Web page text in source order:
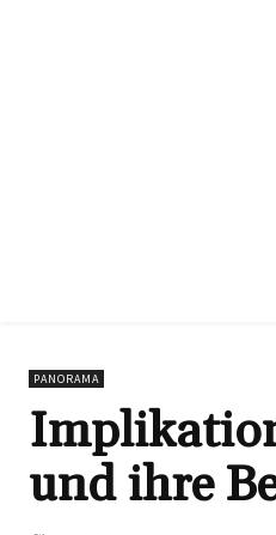
PANORAMA
und ihre